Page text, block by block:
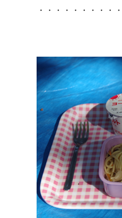
・・・・・・・・・